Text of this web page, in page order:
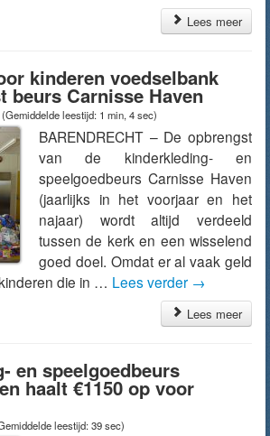
Lees meer
kinderen voedselbank
beurs Carnisse Haven
(Gemiddelde leestijd: 1 min, 4 sec)
BARENDRECHT – De opbrengst
van de kinderkleding- en
speelgoedbeurs Carnisse Haven
(jaarlijks in het voorjaar en het
najaar) wordt altijd verdeeld
tussen de kerk en een wisselend
goed doel. Omdat er al vaak geld
die in … Lees verder →
Lees meer
en speelgoedbeurs
haalt €1150 op voor
leestijd: 39 sec)